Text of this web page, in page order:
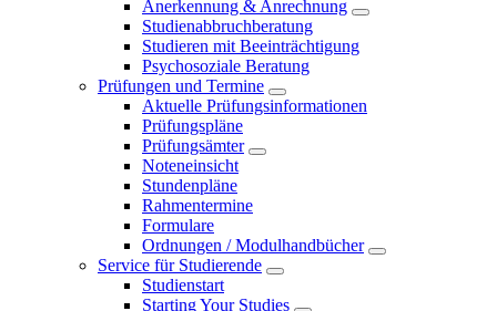
Anerkennung & Anrechnung
Studienabbruchberatung
Studieren mit Beeinträchtigung
Psychosoziale Beratung
Prüfungen und Termine
Aktuelle Prüfungsinformationen
Prüfungspläne
Prüfungsämter
Noteneinsicht
Stundenpläne
Rahmentermine
Formulare
Ordnungen / Modulhandbücher
Service für Studierende
Studienstart
Starting Your Studies